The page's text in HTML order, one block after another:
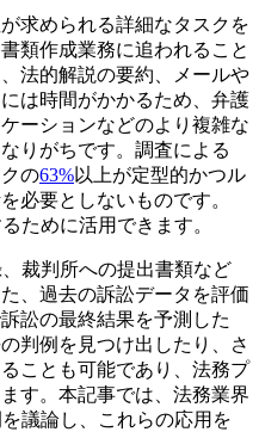
求められる詳細なタスクを
類作成業務に追われること
法的解説の要約、メールや
は時間がかかるため、弁護
ーションなどのより複雑な
りがちです。調査による
の63%以上が定型的かつル
必要としないものです。
ために活用できます。
裁判所への提出書類など
、過去の訴訟データを評価
訟の最終結果を予測した
判例を見つけ出したり、さ
ことも可能であり、法務プ
す。本記事では、法務業界
議論し、これらの応用を